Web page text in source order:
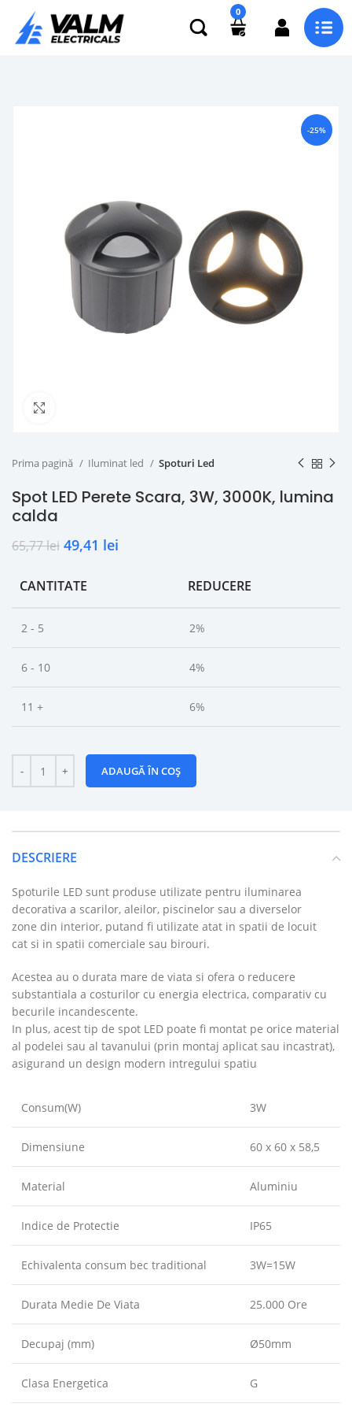
0
-25%
Prima pagină Iluminat led Spoturi Led
Spot LED Perete Scara, 3W, 3000K, lumina
calda
65,77lei 49,41 lei
CANTITATE REDUCERE
2 - 5 2%
6 - 10 4%
11 + 6%
ADAUGĂ ÎN COȘ
DESCRIERE
Spoturile LED sunt produse utilizate pentru iluminarea
decorativa a scarilor, aleilor, piscinelor sau a diverselor
zone din interior, putand fi utilizate atat in spatii de locuit
cat si in spatii comerciale sau birouri.
Acestea au o durata mare de viata si ofera o reducere
substantiala a costurilor cu energia electrica, comparativ cu
becurile incandescente.
In plus, acest tip de spot LED poate fi montat pe orice material
al podelei sau al tavanului (prin montaj aplicat sau incastrat),
asigurand un design modern intregului spatiu
Consum(W) 3W
Dimensiune 60 x 60 x 58,5
Material Aluminiu
Indice de Protectie IP65
Echivalenta consum bec traditional 3W=15W
Durata Medie De Viata 25.000 Ore
Decupaj (mm) Ø50mm
Clasa Energetica G